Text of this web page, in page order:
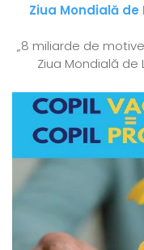
Ziua Mondială
„8 miliarde de
Ziua Mondială